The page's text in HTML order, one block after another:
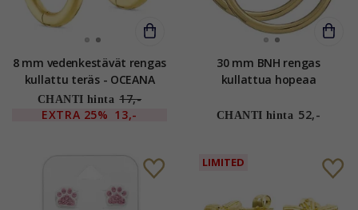
8 mm vedenkestävät rengas
kullattu teräs - OCEANA
CHANTI hinta 17,-
EXTRA 25% 13,-
30 mm BNH rengas
kullattua hopeaa
CHANTI hinta 52,-
LIMITED